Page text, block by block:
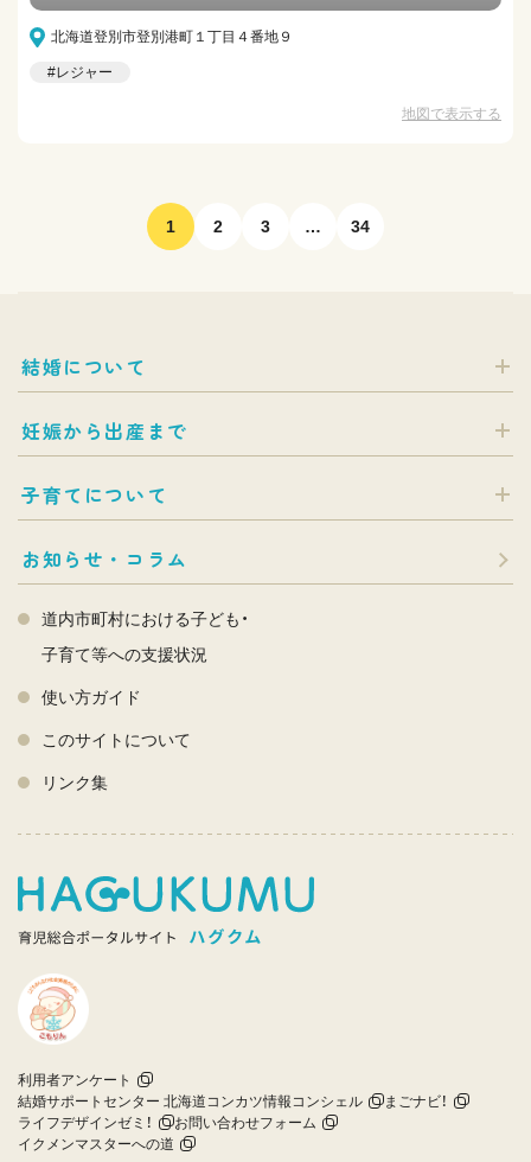
北海道登別市登別港町１丁目４番地９
#レジャー
地図で表示する
1 2 3 … 34
結婚について
妊娠から出産まで
子育てについて
お知らせ・コラム
道内市町村における子ども・
子育て等への支援状況
使い方ガイド
このサイトについて
リンク集
利用者アンケート
結婚サポートセンター 北海道コンカツ情報コンシェル
まごナビ！
ライフデザインゼミ！
お問い合わせフォーム
イクメンマスターへの道